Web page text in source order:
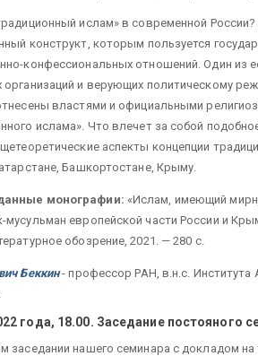
ислам» в современной
конструкт, которым пользуется
конфессиональных отношений. Один из
организаций и верующих политическому
властями и официальными
ислама». Что влечет за собой
аспекты концепции
Башкортостане, Крыму.
монографии: «Ислам, имеющий
европейской части России и
обозрение, 2021. — 280 с.
Беккин- профессор РАН, в.н.с. Института
года, 18.00. Заседание постояного
заседании нашего семинара с докладом на